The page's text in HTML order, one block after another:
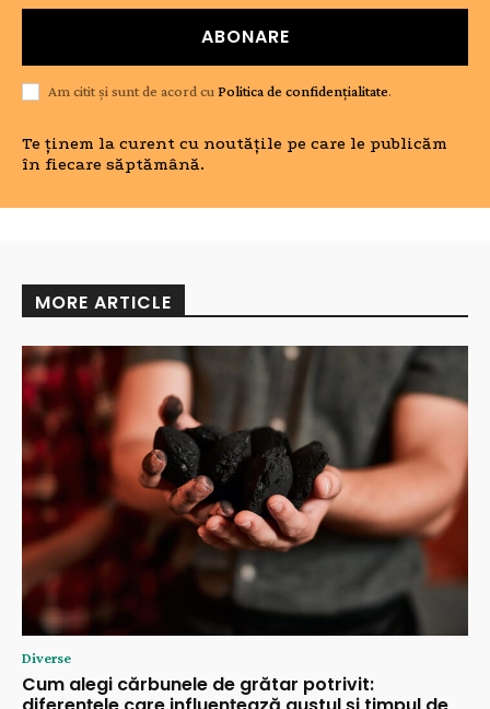
ABONARE
Am citit și sunt de acord cu Politica de confidențialitate.
Te ținem la curent cu noutățile pe care le publicăm
în fiecare săptămână.
MORE ARTICLE
Diverse
Cum alegi cărbunele de grătar potrivit: